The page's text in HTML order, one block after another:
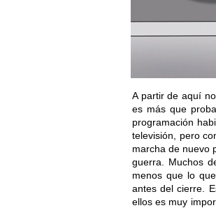
A partir de aquí
es más que
programación
televisión, pero
marcha de nuevo
guerra. Muchos
menos que lo
antes del cierre.
ellos es muy